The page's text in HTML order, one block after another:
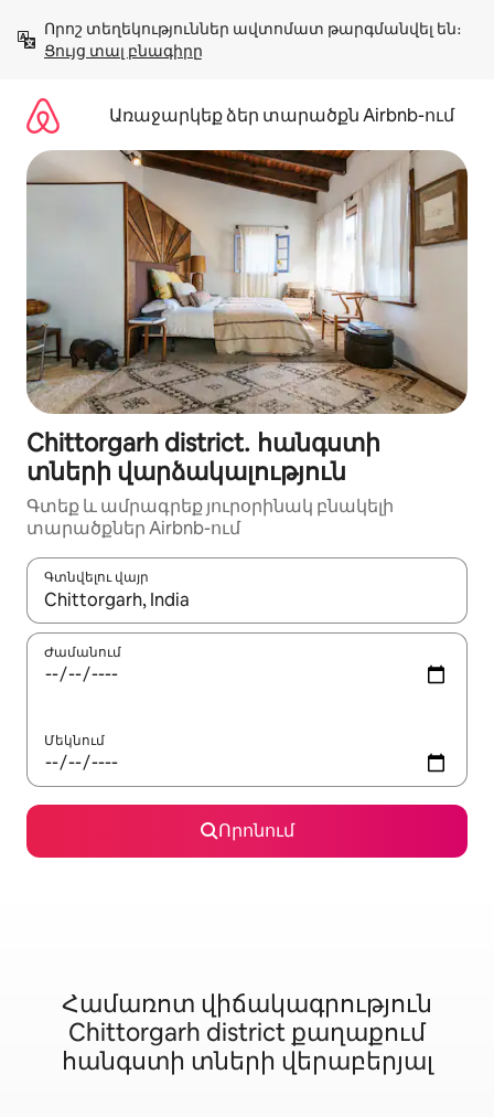
բովանդակությանը
Ցույց տալ բնագիրը
Առաջարկեք ձեր տարածքն Airbnb-ում
Chittorgarh district․ հանգստի
տների վարձակալություն
Գտեք և ամրագրեք յուրօրինակ բնակելի
տարածքներ Airbnb-ում
Գտնվելու վայր
Երբ արդյունքները հասանելի լինեն, սլաքների
Ժամանում
Մեկնում
Որոնում
Համառոտ վիճակագրություն
Chittorgarh district քաղաքում
հանգստի տների վերաբերյալ